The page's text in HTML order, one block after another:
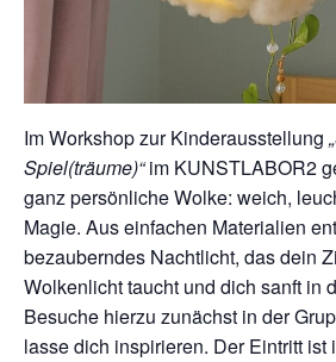
Im Workshop zur Kinderausstellung
Spiel(träume)“im KUNSTLABOR2
ganz persönliche Wolke: weich,
Magie. Aus einfachen Materialien
bezauberndes Nachtlicht, das dein
Wolkenlicht taucht und dich sanft in
Besuche hierzu zunächst in der
lasse dich inspirieren. Der Eintritt ist